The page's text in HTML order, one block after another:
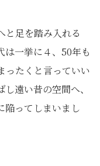
と足を踏み入れる
は一挙に４、50年も
ったくと言っていい
遠い昔の空間へ、
陥ってしまいまし